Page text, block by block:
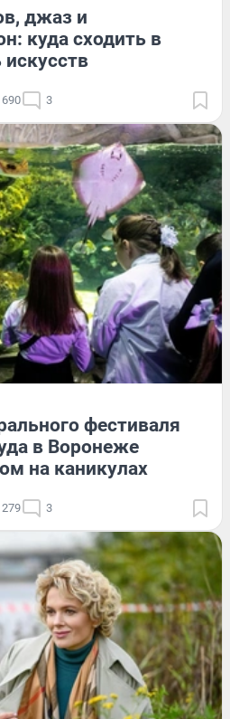
джаз и
куда сходить в
690 3
фестиваля
в Воронеже
на каникулах
279 3